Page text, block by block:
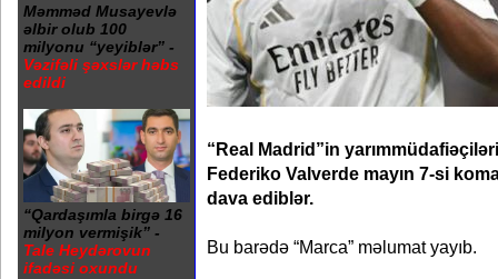
Məmməd Musayevlə
əlbir olub 100
milyonu “yeyiblər” -
Vəzifəli şəxslər həbs
edildi
“Qardaşımla birgə 16
milyon vermişik” -
Tale Heydərovun
ifadəsi oxundu
“Real Madrid”in
Federiko Valverde mayın 7-si
dava ediblər.
Bu barədə “Marca” məlumat yayıb.